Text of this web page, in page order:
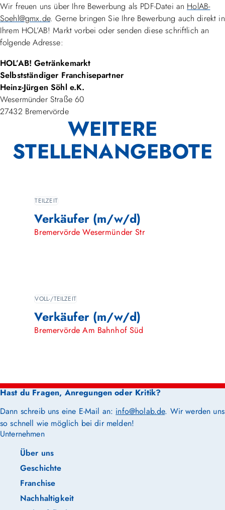
Wir freuen uns über Ihre Bewerbung als PDF-Datei an HolAB-
Soehl@gmx.de. Gerne bringen Sie Ihre Bewerbung auch direkt in
Ihrem HOL’AB! Markt vorbei oder senden diese schriftlich an
folgende Adresse:
HOL’AB! Getränkemarkt
Selbstständiger Franchisepartner
Heinz-Jürgen Söhl e.K.
Wesermünder Straße 60
27432 Bremervörde
WEITERE
STELLENANGEBOTE
Verkäufer (m/w/d)
Bremervörde Wesermünder Str
TEILZEIT
Verkäufer (m/w/d)
Bremervörde Am Bahnhof Süd
VOLL-/TEILZEIT
Hast du Fragen, Anregungen oder Kritik?
Dann schreib uns eine E-Mail an: info@holab.de. Wir werden uns
so schnell wie möglich bei dir melden!
Unternehmen
Über uns
Geschichte
Franchise
Nachhaltigkeit